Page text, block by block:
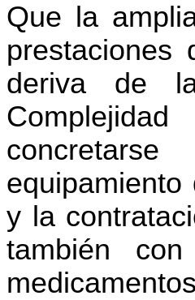
Que la
prestaciones
deriva de
y la
también